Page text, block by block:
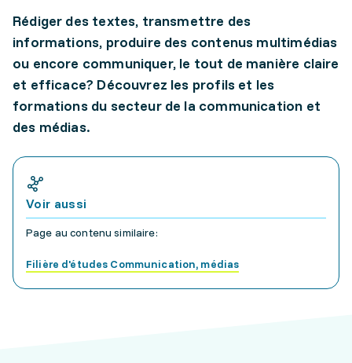
Rédiger des textes, transmettre des
informations, produire des contenus multimédias
ou encore communiquer, le tout de manière claire
et efficace? Découvrez les profils et les
formations du secteur de la communication et
des médias.
Voir aussi
Page au contenu similaire:
Filière d'études Communication, médias